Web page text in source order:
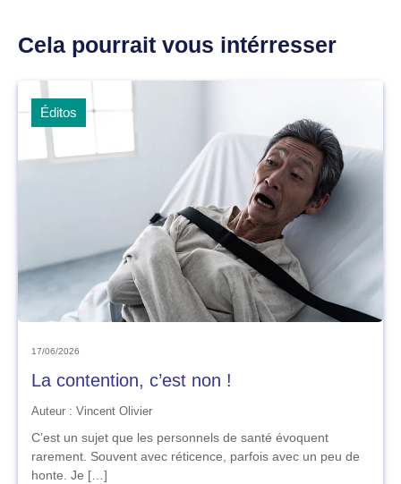
Cela pourrait vous intérresser
Éditos
17/06/2026
La contention, c’est non !
Auteur : Vincent Olivier
C’est un sujet que les personnels de santé évoquent
rarement. Souvent avec réticence, parfois avec un peu de
honte. Je […]